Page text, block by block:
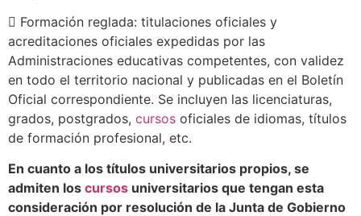
 Formación reglada: titulaciones oficiales y
acreditaciones oficiales expedidas por las
Administraciones educativas competentes, con validez
en todo el territorio nacional y publicadas en el Boletín
Oficial correspondiente. Se incluyen las licenciaturas,
grados, postgrados, cursos oficiales de idiomas, títulos
de formación profesional, etc.
En cuanto a los títulos universitarios propios, se
admiten los cursos universitarios que tengan esta
consideración por resolución de la Junta de Gobierno